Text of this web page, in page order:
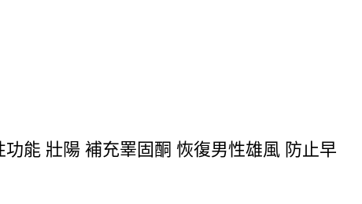
能 壯陽 補充睪固酮 恢復男性雄風 防止早